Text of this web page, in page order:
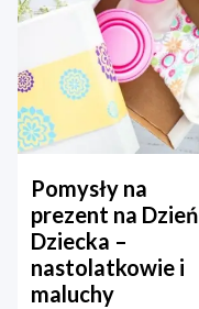
Pomysły na
prezent na Dzień
Dziecka –
nastolatkowie i
maluchy